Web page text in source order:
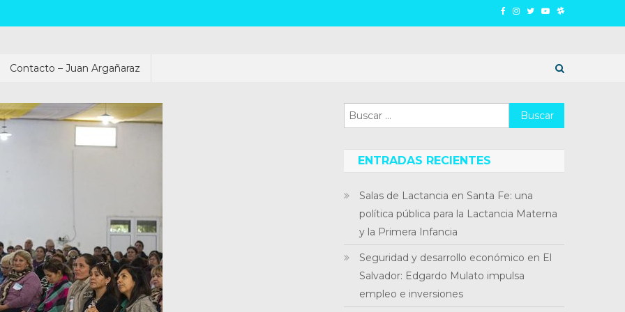
Contacto – Juan Argañaraz
Buscar:
ENTRADAS RECIENTES
Salas de Lactancia en Santa Fe: una
política pública para la Lactancia Materna
y la Primera Infancia
Seguridad y desarrollo económico en El
Salvador: Edgardo Mulato impulsa
empleo e inversiones